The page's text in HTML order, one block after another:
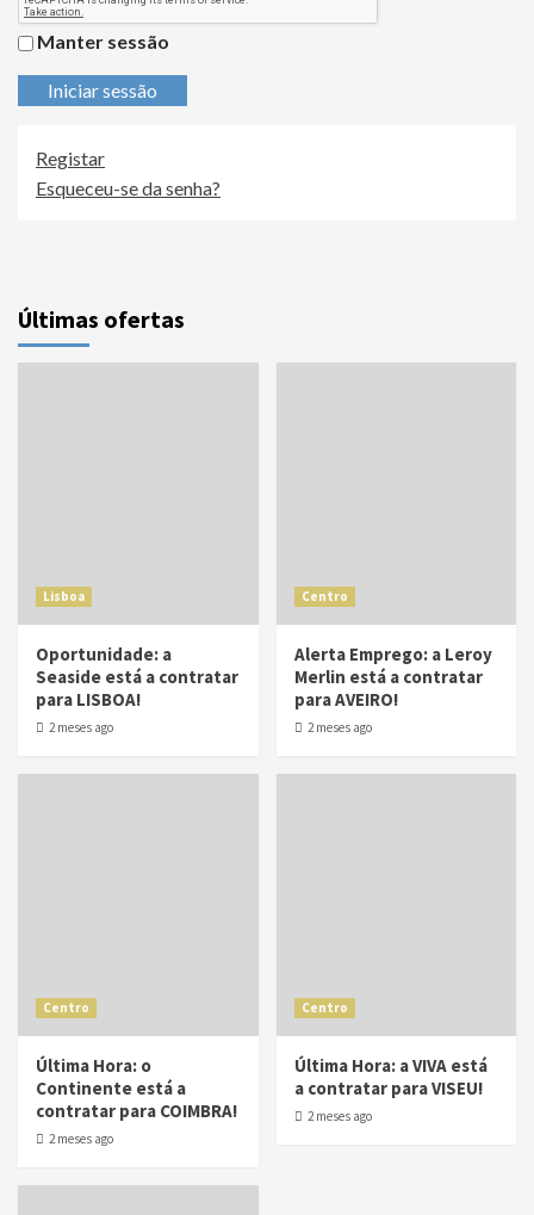
Manter sessão
Iniciar sessão
Registar
Esqueceu-se da senha?
Últimas ofertas
Lisboa
Oportunidade: a
Seaside está a contratar
para LISBOA!
2 meses ago
Centro
Alerta Emprego: a Leroy
Merlin está a contratar
para AVEIRO!
2 meses ago
Centro
Última Hora: o
Continente está a
contratar para COIMBRA!
2 meses ago
Centro
Última Hora: a VIVA está
a contratar para VISEU!
2 meses ago